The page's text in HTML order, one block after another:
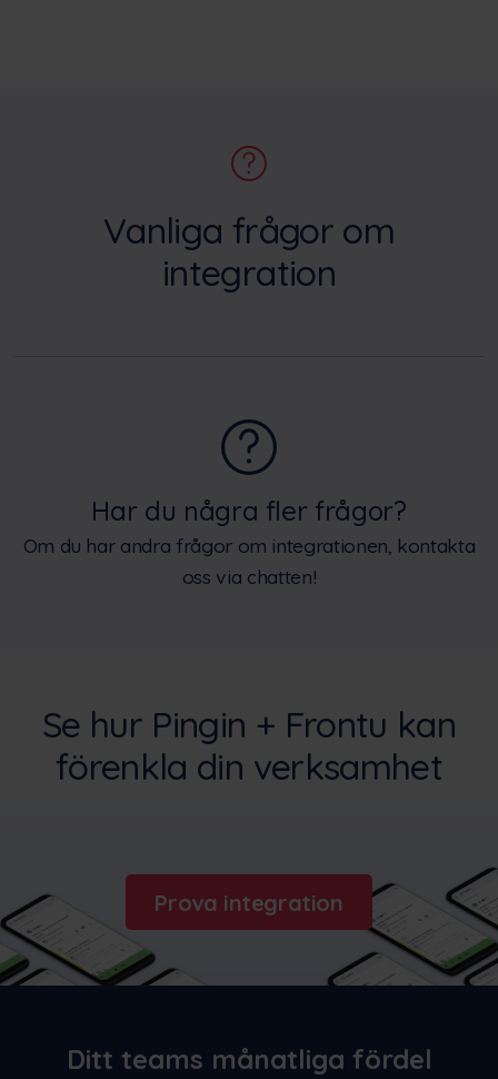
Vanliga frågor om
integration
Har du några fler frågor?
Om du har andra frågor om integrationen, kontakta
oss via chatten!
Se hur Pingin + Frontu kan
förenkla din verksamhet
Prova integration
Ditt teams månatliga fördel